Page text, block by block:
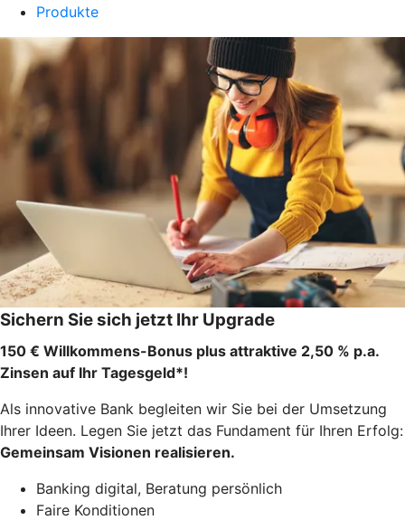
Produkte
Sichern Sie sich jetzt Ihr Upgrade
150 € Willkommens-Bonus plus attraktive 2,50 % p.a.
Zinsen auf Ihr Tagesgeld*!
Als innovative Bank begleiten wir Sie bei der Umsetzung
Ihrer Ideen. Legen Sie jetzt das Fundament für Ihren Erfolg:
Gemeinsam Visionen realisieren.
Banking digital, Beratung persönlich
Faire Konditionen